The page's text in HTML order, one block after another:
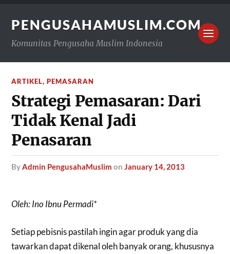
PENGUSAHAMUSLIM.COM
Komunitas Pengusaha Muslim Indonesia
ARTIKEL,PEMASARAN
Strategi Pemasaran: Dari
Tidak Kenal Jadi
Penasaran
byAdmin PengusahaMuslim onJanuary 14, 2013
Oleh: Ino Ibnu Permadi*
Setiap pebisnis pastilah ingin agar produk yang dia
tawarkan dapat dikenal oleh banyak orang, khususnya